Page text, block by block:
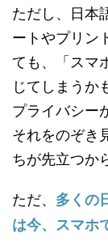
ただし、日本
ートやプリン
ても、「スマ
じてしまうか
プライバシー
それをのぞ
ちが先立つか
ただ、 多くの
は今、スマホ